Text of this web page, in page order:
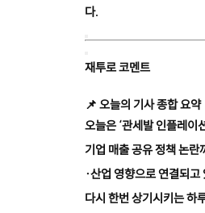
다.
재투로 코멘트
📌 오늘의 기사 종합 요약
오늘은 ‘관세발 인플레이
기업 매출 공유 정책 논란
·산업 영향으로 연결되
다시 한번 상기시키는 하